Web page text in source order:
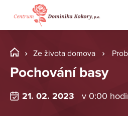
Ze života domova
Pochování basy
21. 02. 2023 v 0:00